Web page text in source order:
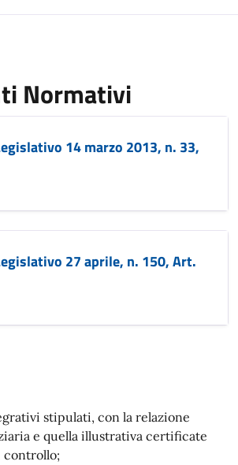
Normativi
14 marzo 2013, n. 33,
27 aprile, n. 150, Art.
stipulati, con la relazione
e quella illustrativa certificate
controllo;